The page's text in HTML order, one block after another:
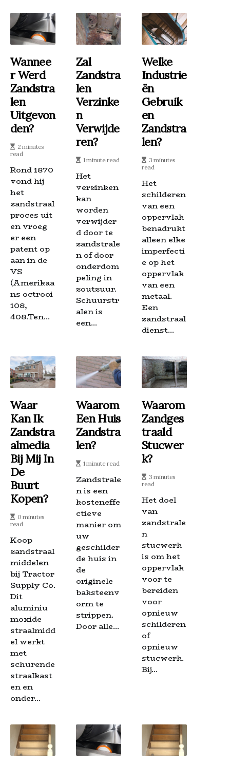
Wannee
R Werd
Zandstra
Len
Uitgevon
Den?
2 minutes
read
Rond 1870
vond hij
het
zandstraal
proces uit
en vroeg
er een
patent op
aan in de
VS
(Amerikaa
ns octrooi
108,
408.Ten...
Zal
Zandstra
Len
Verzinke
N
Verwijde
Ren?
1 minute read
Het
verzinken
kan
worden
verwijder
d door te
zandstrale
n of door
onderdom
peling in
zoutzuur.
Schuurstr
alen is
een...
Welke
Industrie
Ën
Gebruik
En
Zandstra
Len?
3 minutes
read
Het
schilderen
van een
oppervlak
benadrukt
alleen elke
imperfecti
e op het
oppervlak
van een
metaal.
Een
zandstraal
dienst...
Waar
Kan Ik
Zandstra
Almedia
Bij Mij In
De
Buurt
Kopen?
0 minutes
read
Koop
zandstraal
middelen
bij Tractor
Supply Co.
Dit
aluminiu
moxide
straalmidd
el werkt
met
schurende
straalkast
en en
onder...
Waarom
Een Huis
Zandstra
Len?
1 minute read
Zandstrale
n is een
kosteneffe
ctieve
manier om
uw
geschilder
de huis in
de
originele
baksteenv
orm te
strippen.
Door alle...
Waarom
Zandges
Traald
Stucwer
K?
3 minutes
read
Het doel
van
zandstrale
n
stucwerk
is om het
oppervlak
voor te
bereiden
voor
opnieuw
schilderen
of
opnieuw
stucwerk.
Bij...